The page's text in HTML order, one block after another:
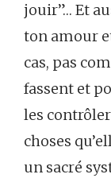
jouir”… Et
ton amour
cas, pas
fassent et
les
choses
un sacré